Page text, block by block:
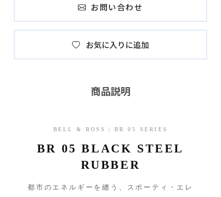
お問い合わせ
お気に入りに追加
商品説明
BELL & ROSS | BR 05 SERIES
BR 05 BLACK STEEL
RUBBER
都市のエネルギーを纏う、スポーティ・エレ